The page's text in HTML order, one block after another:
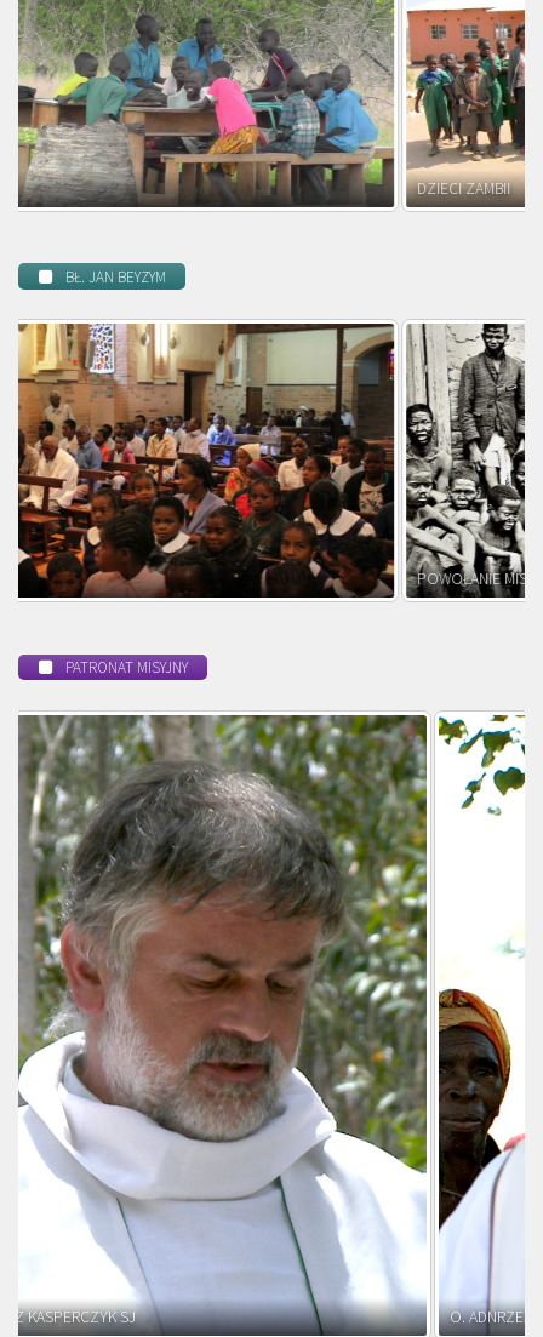
DZIECI ZAMBII
BŁ. JAN BEYZYM
POWOŁANIE MISYJNE
PATRONAT MISYJNY
O. ADNRZEJ LEŚNIARA SJ